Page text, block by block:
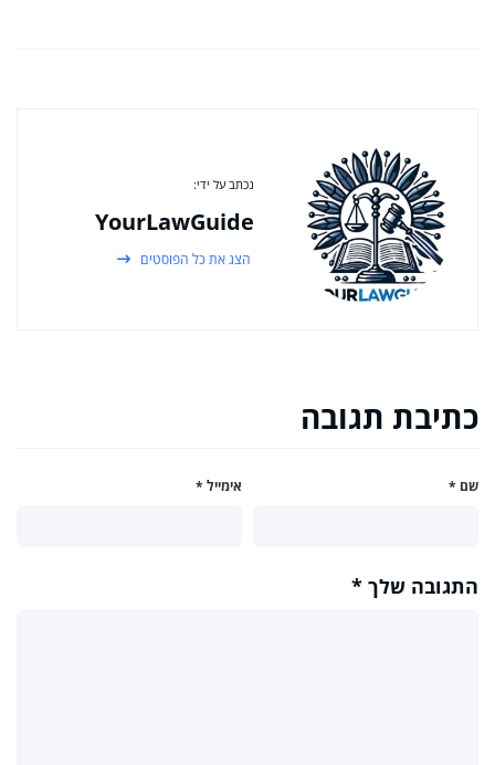
נכתב על ידי:
YourLawGuide
הצג את כל הפוסטים
כתיבת תגובה
שם * אימייל *
התגובה שלך *